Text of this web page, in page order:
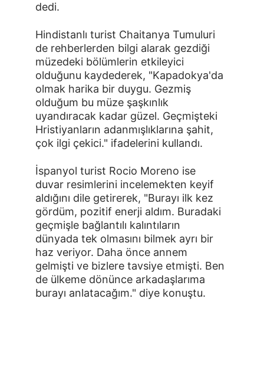
dedi.
Hindistanlı turist Chaitanya Tumuluri
de rehberlerden bilgi alarak gezdiği
müzedeki bölümlerin etkileyici
olduğunu kaydederek, "Kapadokya'da
olmak harika bir duygu. Gezmiş
olduğum bu müze şaşkınlık
uyandıracak kadar güzel. Geçmişteki
Hristiyanların adanmışlıklarına şahit,
çok ilgi çekici." ifadelerini kullandı.
İspanyol turist Rocio Moreno ise
duvar resimlerini incelemekten keyif
aldığını dile getirerek, "Burayı ilk kez
gördüm, pozitif enerji aldım. Buradaki
geçmişle bağlantılı kalıntıların
dünyada tek olmasını bilmek ayrı bir
haz veriyor. Daha önce annem
gelmişti ve bizlere tavsiye etmişti. Ben
de ülkeme dönünce arkadaşlarıma
burayı anlatacağım." diye konuştu.